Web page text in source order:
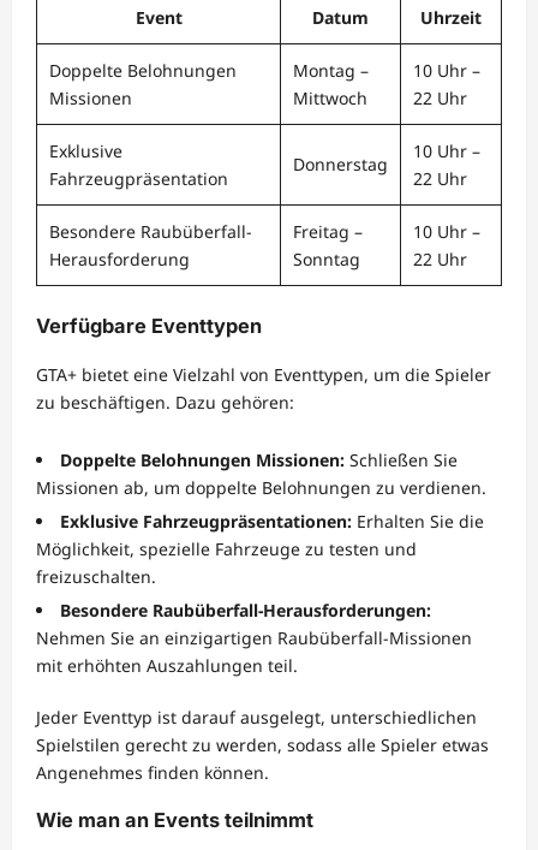
Event Datum Uhrzeit
Doppelte Belohnungen
Missionen
Montag –
Mittwoch
10 Uhr –
22 Uhr
Exklusive
Fahrzeugpräsentation
Donnerstag
10 Uhr –
22 Uhr
Besondere Raubüberfall-
Herausforderung
Freitag –
Sonntag
10 Uhr –
22 Uhr
Verfügbare Eventtypen
GTA+ bietet eine Vielzahl von Eventtypen, um die Spieler
zu beschäftigen. Dazu gehören:
Doppelte Belohnungen Missionen: Schließen Sie
Missionen ab, um doppelte Belohnungen zu verdienen.
Exklusive Fahrzeugpräsentationen: Erhalten Sie die
Möglichkeit, spezielle Fahrzeuge zu testen und
freizuschalten.
Besondere Raubüberfall-Herausforderungen:
Nehmen Sie an einzigartigen Raubüberfall-Missionen
mit erhöhten Auszahlungen teil.
Jeder Eventtyp ist darauf ausgelegt, unterschiedlichen
Spielstilen gerecht zu werden, sodass alle Spieler etwas
Angenehmes finden können.
Wie man an Events teilnimmt